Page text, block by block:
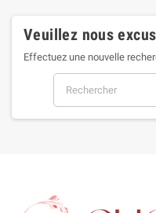
Veuillez nous
Effectuez une nouvelle